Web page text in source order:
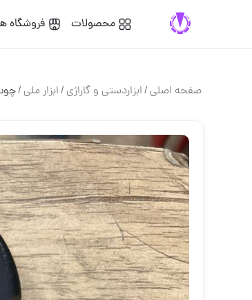
محصولات فروشگاه
صفحه اصلی/ابزاردستی و گاراژی/ابزار ملی/